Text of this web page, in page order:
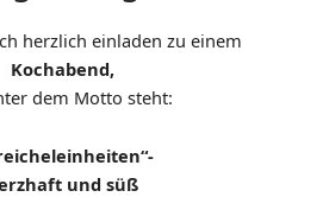
herzlich einladen zu einem
Kochabend,
dem Motto steht:
und süß